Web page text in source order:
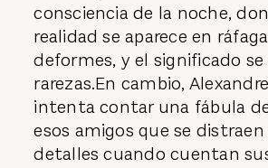
consciencia de la noche,
realidad se aparece en
deformes, y el significado
rarezas.En cambio,
intenta contar una fábula
esos amigos que se
detalles cuando cuentan